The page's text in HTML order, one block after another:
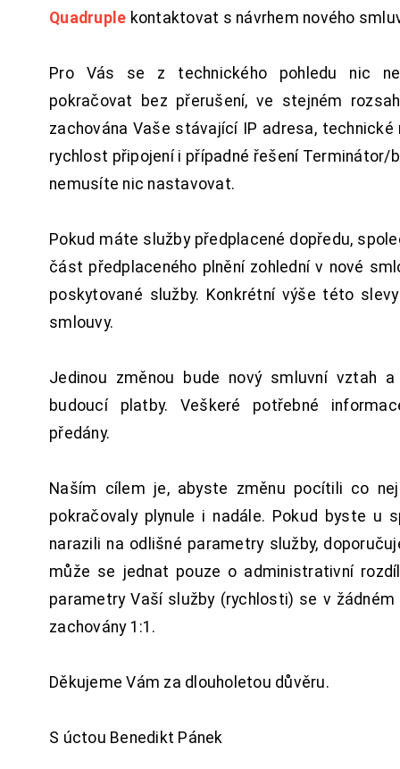
Quadruple kontaktovat s návrhem nového
Pro Vás se z technického pohledu nic
pokračovat bez přerušení, ve stejném
zachována Vaše stávající IP adresa, technické
rychlost připojení i případné řešení Terminátor/
nemusíte nic nastavovat.
Pokud máte služby předplacené dopředu,
část předplaceného plnění zohlední v nové
poskytované služby. Konkrétní výše této
smlouvy.
Jedinou změnou bude nový smluvní vztah
budoucí platby. Veškeré potřebné
předány.
Naším cílem je, abyste změnu pocítili co
pokračovaly plynule i nadále. Pokud byste u
narazili na odlišné parametry služby,
může se jednat pouze o administrativní
parametry Vaší služby (rychlosti) se v
zachovány 1:1.
Děkujeme Vám za dlouholetou důvěru.
S úctou Benedikt Pánek